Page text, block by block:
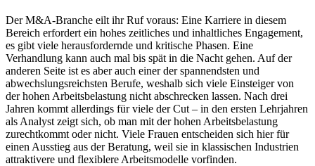
Der M&A-Branche eilt ihr Ruf voraus: Eine Karriere in diesem
Bereich erfordert ein hohes zeitliches und inhaltliches Engagement,
es gibt viele herausfordernde und kritische Phasen. Eine
Verhandlung kann auch mal bis spät in die Nacht gehen. Auf der
anderen Seite ist es aber auch einer der spannendsten und
abwechslungsreichsten Berufe, weshalb sich viele Einsteiger von
der hohen Arbeitsbelastung nicht abschrecken lassen. Nach drei
Jahren kommt allerdings für viele der Cut – in den ersten Lehrjahren
als Analyst zeigt sich, ob man mit der hohen Arbeitsbelastung
zurechtkommt oder nicht. Viele Frauen entscheiden sich hier für
einen Ausstieg aus der Beratung, weil sie in klassischen Industrien
attraktivere und flexiblere Arbeitsmodelle vorfinden.